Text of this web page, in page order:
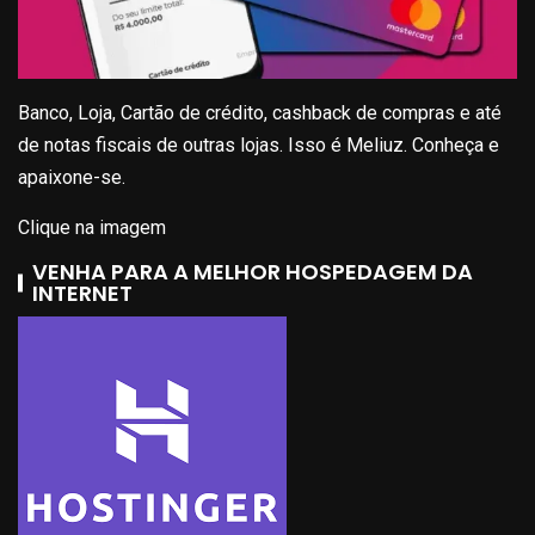
Banco, Loja, Cartão de crédito, cashback de compras e até
de notas fiscais de outras lojas. Isso é Meliuz. Conheça e
apaixone-se.
Clique na imagem
VENHA PARA A MELHOR HOSPEDAGEM DA
INTERNET